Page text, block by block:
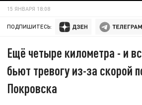
15 ЯНВАРЯ 18:08
ПОДПИШИТЕСЬ:
Ещё четыре километра - и
бьют тревогу из-за скорой
Покровска